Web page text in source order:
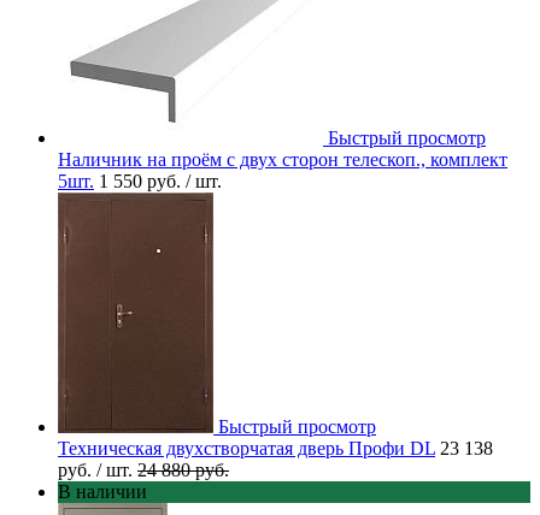
Быстрый просмотр
Наличник на проём с двух сторон телескоп., комплект
5шт. 1 550 руб. / шт.
Быстрый просмотр
Техническая двухстворчатая дверь Профи DL 23 138
руб. / шт. 24 880 руб.
В наличии